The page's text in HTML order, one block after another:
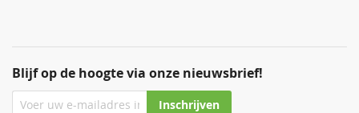
Blijf op de hoogte via onze nieuwsbrief!
Inschrijven